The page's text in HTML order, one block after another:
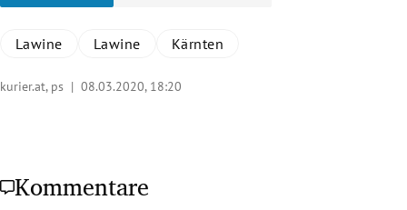
Lawine Lawine Kärnten
kurier.at, ps | 08.03.2020, 18:20
Kommentare